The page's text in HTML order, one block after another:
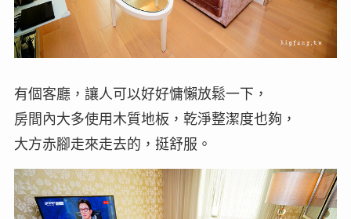
有個客廳，讓人可以好好慵懶放鬆一下，
房間內大多使用木質地板，乾淨整潔度也夠，
大方赤腳走來走去的，挺舒服。